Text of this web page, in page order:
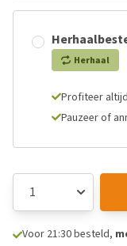
Herhaal
Profiteer
Pauzeer of
Voor 21:30 besteld,